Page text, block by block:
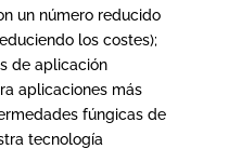
un número reducido
los costes);
de aplicación
aplicaciones más
fúngicas de
tecnología